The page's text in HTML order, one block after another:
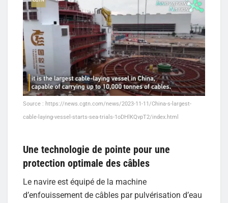
Source : https://news.cgtn.com/news/2023-11-11/China-s-largest-
cable-laying-vessel-starts-sea-trials-1oDHlKQvpT2/index.html
Une technologie de pointe pour une
protection optimale des câbles
Le navire est équipé de la machine
d’enfouissement de câbles par pulvérisation d’eau